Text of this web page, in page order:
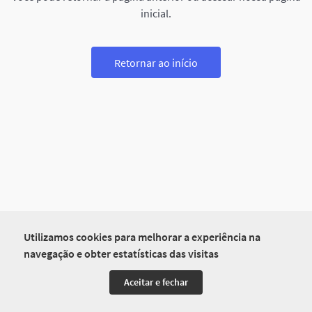
Utilizamos cookies para melhorar a experiência na
navegação e obter estatísticas das visitas
Aceitar e fechar
inicial.
Retornar ao início